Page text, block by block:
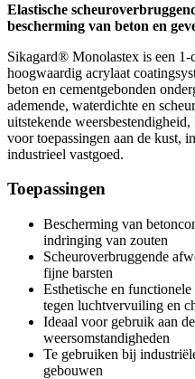
Elastische
bescherming van beton en
Sikagard® Monolastex is een 1-
hoogwaardig acrylaat
beton en cementgebonden
ademende, waterdichte en
uitstekende
voor toepassingen aan de kust,
industrieel vastgoed.
Toepassingen
Bescherming van
indringing van zouten
Scheuroverbruggende
fijne barsten
Esthetische en
tegen luchtvervuiling en
Ideaal voor gebruik aan
weersomstandigheden
Te gebruiken bij
gebouwen